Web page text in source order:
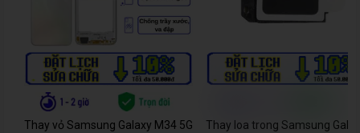
Thay vỏ Samsung Galaxy M34 5G
Thay loa trong Samsung